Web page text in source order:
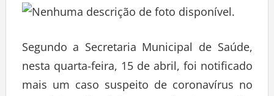
Segundo a Secretaria Municipal de Saúde,
nesta quarta-feira, 15 de abril, foi notificado
mais um caso suspeito de coronavírus no